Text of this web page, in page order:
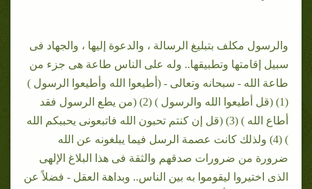
والرسول مكلف بتبليغ الرسالة ، والدعوة إليها ، والجهاد فى
سبيل إقامتها وتطبيقها.. وله على الناس طاعة هى جزء من
طاعة الله - سبحانه وتعالى - (أطيعوا الله وأطيعوا الرسول )
(1) (قل أطيعوا الله والرسول ) (2) (من يطع الرسول فقد
أطاع الله ) (3) (قل إن كنتم تحبون الله فاتبعونى يحببكم الله
) (4) ولذلك كانت عصمة الرسل فيما يبلغونه عن الله
ضرورة من ضرورات صدقهم والثقة فى هذا البلاغ الإلهى
الذى اختيروا ليقوموا به بين الناس.. وبداهة العقل - فضلاً عن